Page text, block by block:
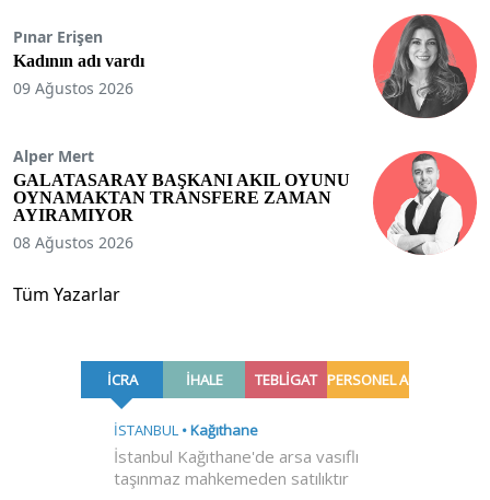
Pınar Erişen
Kadının adı vardı
09 Ağustos 2026
Alper Mert
GALATASARAY BAŞKANI AKIL OYUNU
OYNAMAKTAN TRANSFERE ZAMAN
AYIRAMIYOR
08 Ağustos 2026
Tüm Yazarlar